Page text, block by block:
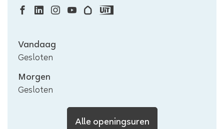
bestuur
Edegem
bestuur
Edegem
bestuur
Edegem
Openingsuren
Vandaag
Gesloten
Morgen
Gesloten
Alle openingsurenLokaal